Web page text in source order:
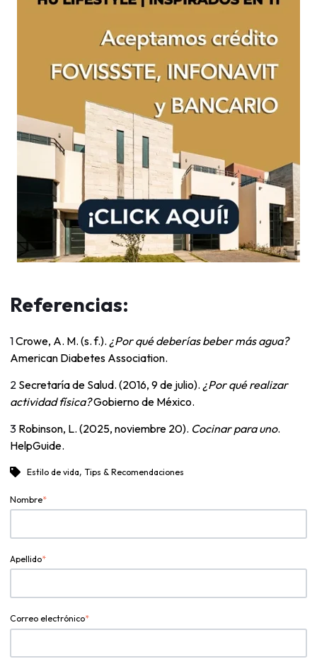
Referencias:
1Crowe, A. M. (s. f.). ¿Por qué deberías beber más agua?
American Diabetes Association.
2 Secretaría de Salud. (2016, 9 de julio). ¿Por qué realizar
actividad física?Gobierno de México.
3 Robinson, L. (2025, noviembre 20). Cocinar para uno.
HelpGuide.
Estilo de vida, Tips & Recomendaciones
Nombre*
Apellido*
Correo electrónico*